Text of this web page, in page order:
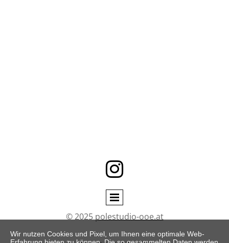

© 2025 polestudio-ooe.at
Wir nutzen Cookies und Pixel, um Ihnen eine optimale Web-